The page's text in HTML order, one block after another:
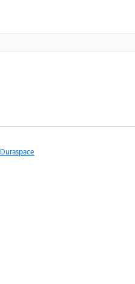
Duraspace